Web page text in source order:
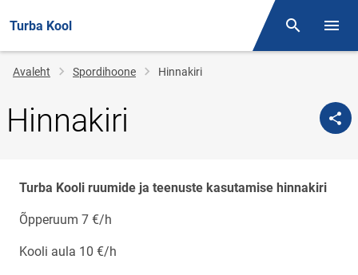
Turba Kool Otsing
Jälglink
Avaleht Spordihoone Hinnakiri
Hinnakiri
Turba Kooli ruumide ja teenuste kasutamise hinnakiri
Õpperuum 7 €/h
Kooli aula 10 €/h